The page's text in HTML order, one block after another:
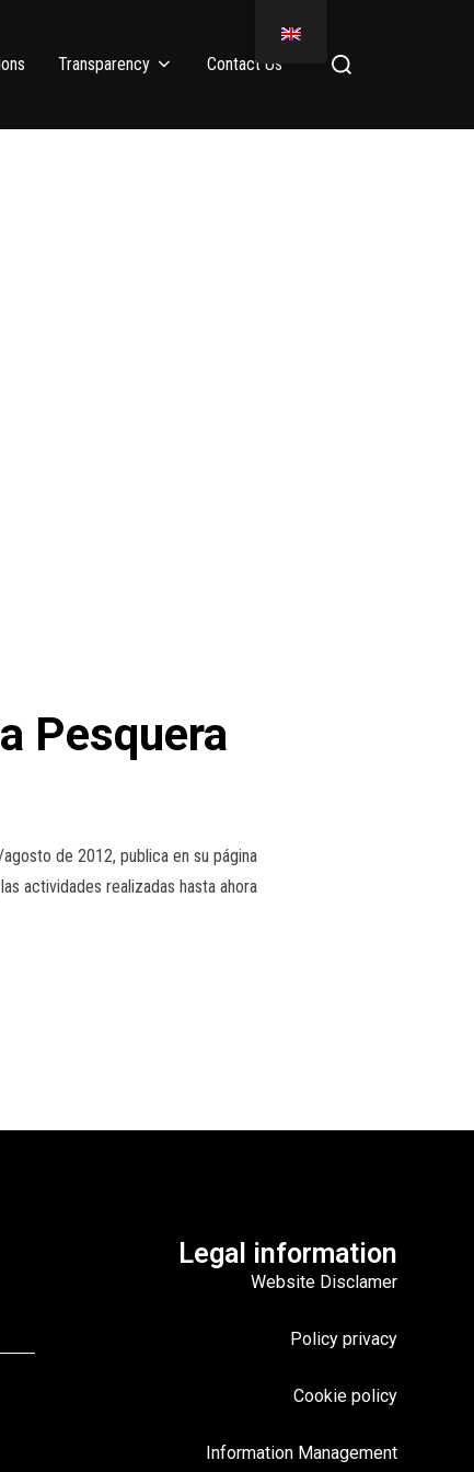
Transparency Contact Us
Pesquera
de 2012, publica en su página
actividades realizadas hasta ahora
Legal information
Website Disclamer
Policy privacy
Cookie policy
Information Management